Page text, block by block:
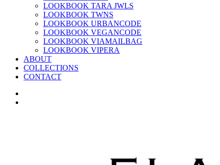
LOOKBOOK TARA JWLS
LOOKBOOK TWNS
LOOKBOOK URBANCODE
LOOKBOOK VEGANCODE
LOOKBOOK VIAMAILBAG
LOOKBOOK VIPERA
ABOUT
COLLECTIONS
CONTACT